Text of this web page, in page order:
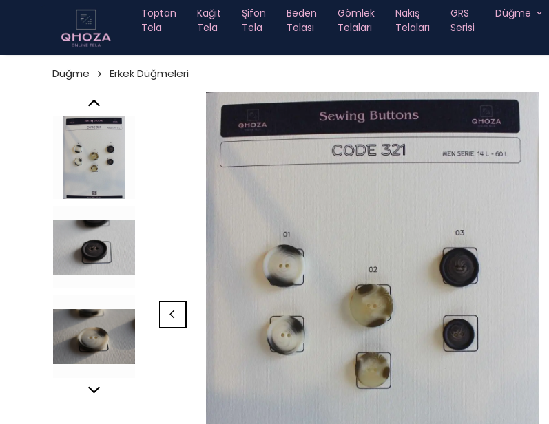
Toptan
Tela
Kağıt
Tela
Şifon
Tela
Beden
Telası
Gömlek
Telaları
Nakış
Telaları
GRS
Serisi
Düğme
Düğme Erkek Düğmeleri